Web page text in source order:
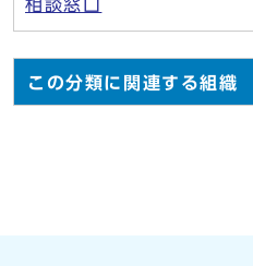
相談窓口
この分類に関連する組織